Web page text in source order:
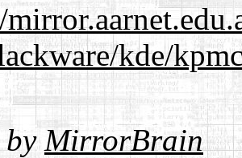
kde/
byMirrorBrain